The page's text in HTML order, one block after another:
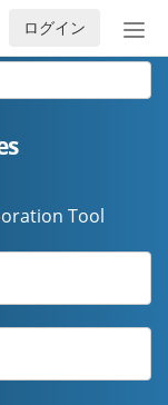
ナ
ビ
ログイン
Tool